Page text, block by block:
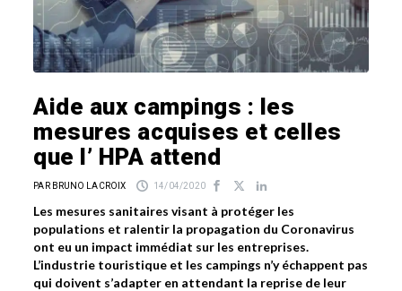
Aide aux campings : les
mesures acquises et celles
que l’ HPA attend
PAR BRUNO LACROIX 14/04/2020
Les mesures sanitaires visant à protéger les
populations et ralentir la propagation du Coronavirus
ont eu un impact immédiat sur les entreprises.
L’industrie touristique et les campings n’y échappent pas
qui doivent s’adapter en attendant la reprise de leur